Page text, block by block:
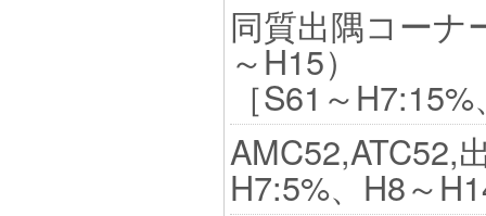
同質出隅コーナ
～H15）
［S61～
AMC52,ATC52,
H7:5%、H8～